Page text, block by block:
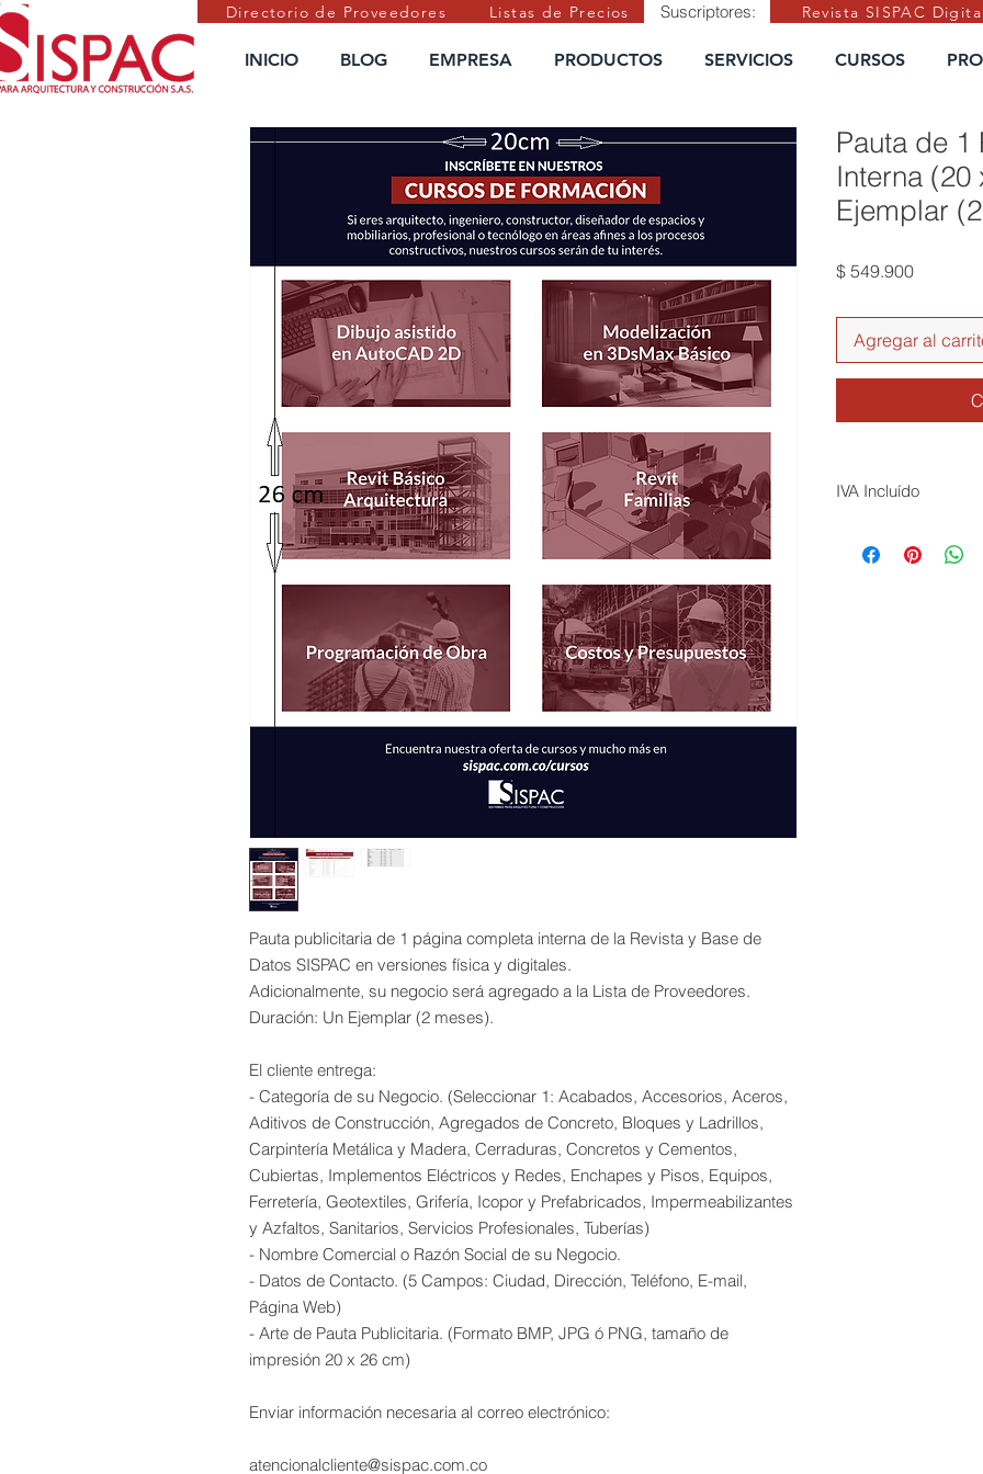
Suscriptores: Revista SISPAC Digital
INICIO BLOG EMPRESA PRODUCTOS SERVICIOS CURSOS
Directorio de Proveedores Listas de Precios
Pauta publicitaria de 1 página completa interna de la Revista y Base de
Datos SISPAC en versiones física y digitales.
Adicionalmente, su negocio será agregado a la Lista de Proveedores.
Duración: Un Ejemplar (2 meses).
El cliente entrega:
- Categoría de su Negocio. (Seleccionar 1: Acabados, Accesorios, Aceros,
Aditivos de Construcción, Agregados de Concreto, Bloques y Ladrillos,
Carpintería Metálica y Madera, Cerraduras, Concretos y Cementos,
Cubiertas, Implementos Eléctricos y Redes, Enchapes y Pisos, Equipos,
Ferretería, Geotextiles, Grifería, Icopor y Prefabricados, Impermeabilizantes
y Azfaltos, Sanitarios, Servicios Profesionales, Tuberías)
- Nombre Comercial o Razón Social de su Negocio.
- Datos de Contacto. (5 Campos: Ciudad, Dirección, Teléfono, E-mail,
Página Web)
- Arte de Pauta Publicitaria. (Formato BMP, JPG ó PNG, tamaño de
impresión 20 x 26 cm)
Enviar información necesaria al correo electrónico:
atencionalcliente@sispac.com.co
Pauta de
Interna (20
Ejemplar
$ 549.900Precio
Agregar al
IVA Incluído
IVA Pagado: $